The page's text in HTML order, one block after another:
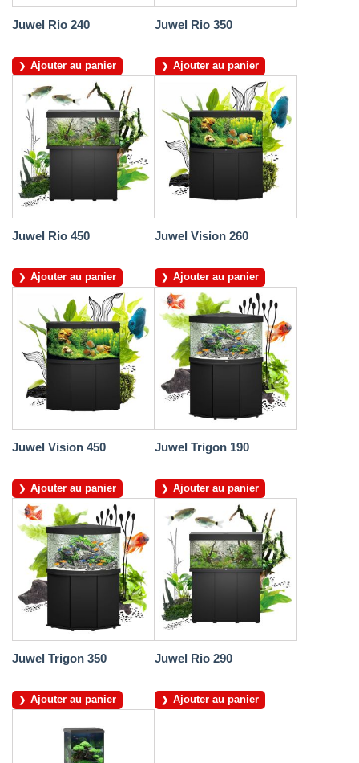
Juwel Rio 240
Ajouter au panier
Juwel Rio 350
Ajouter au panier
Juwel Rio 450
Ajouter au panier
Juwel Vision 260
Ajouter au panier
Juwel Vision 450
Ajouter au panier
Juwel Trigon 190
Ajouter au panier
Juwel Trigon 350
Ajouter au panier
Juwel Rio 290
Ajouter au panier